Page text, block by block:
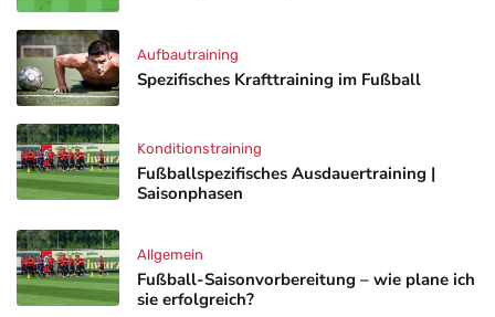
Spezifisches Krafttraining im Fußball
Aufbautraining
Fußballspezifisches Ausdauertraining |
Saisonphasen
Konditionstraining
Fußball-Saisonvorbereitung – wie plane ich
sie erfolgreich?
Allgemein